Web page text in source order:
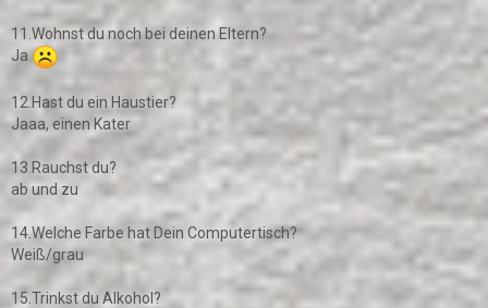
11.Wohnst du noch bei deinen Eltern?
Ja
12.Hast du ein Haustier?
Jaaa, einen Kater
13.Rauchst du?
ab und zu
14.Welche Farbe hat Dein Computertisch?
Weiß/grau
15.Trinkst du Alkohol?